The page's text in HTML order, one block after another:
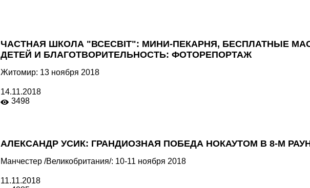
ЧАСТНАЯ ШКОЛА "ВСЕСВІТ": МИНИ-ПЕКАРНЯ, БЕСПЛАТНЫЕ
ДЕТЕЙ И БЛАГОТВОРИТЕЛЬНОСТЬ: ФОТОРЕПОРТАЖ
Житомир: 13 ноября 2018
14.11.2018
3498
АЛЕКСАНДР УСИК: ГРАНДИОЗНАЯ ПОБЕДА НОКАУТОМ В 8-М
Манчестер /Великобритания/: 10-11 ноября 2018
11.11.2018